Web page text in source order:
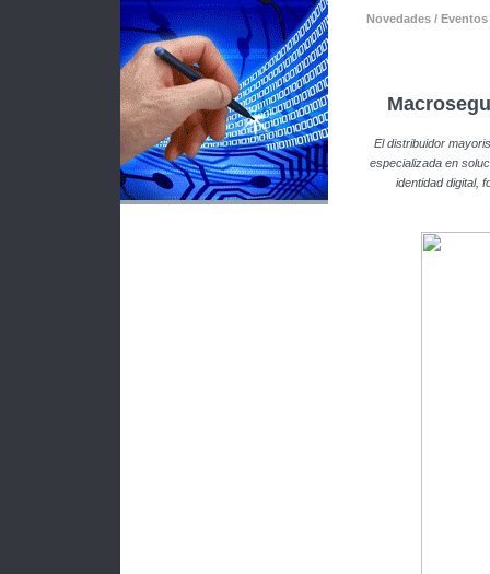
Novedades / Eventos
El distribuidor
especializada en
identidad digital,